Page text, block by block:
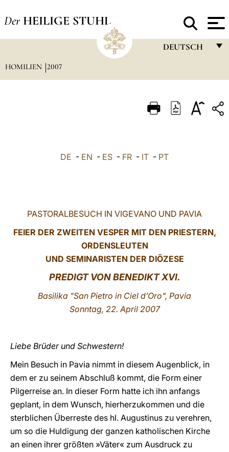
Der HEILIGE STUHL
DEUTSCH
ITALIANO
中文
HOMILIEN 2007
DE - EN - ES - FR - IT - PT
PASTORALBESUCH IN VIGEVANO UND PAVIA
FEIER DER ZWEITEN VESPER MIT DEN PRIESTERN,
ORDENSLEUTEN
UND SEMINARISTEN DER DIÖZESE
PREDIGT VON BENEDIKT XVI.
Basilika "San Pietro in Ciel d’Oro", Pavia
Sonntag, 22. April 2007
Liebe Brüder und Schwestern!
Mein Besuch in Pavia nimmt in diesem Augenblick, in
dem er zu seinem Abschluß kommt, die Form einer
Pilgerreise an. In dieser Form hatte ich ihn anfangs
geplant, in dem Wunsch, hierherzukommen und die
sterblichen Überreste des hl. Augustinus zu verehren,
um so die Huldigung der ganzen katholischen Kirche
an einen ihrer größten »Väter« zum Ausdruck zu